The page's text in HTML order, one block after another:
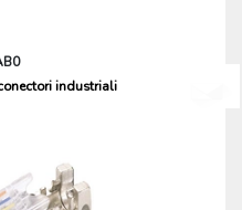
industriali